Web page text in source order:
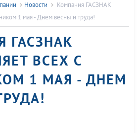
Новости
Компания ГАСЗНАК
1 мая - Днем весны и труда!
ГАСЗНАК
ВСЕХ С
1 МАЯ - ДНЕМ